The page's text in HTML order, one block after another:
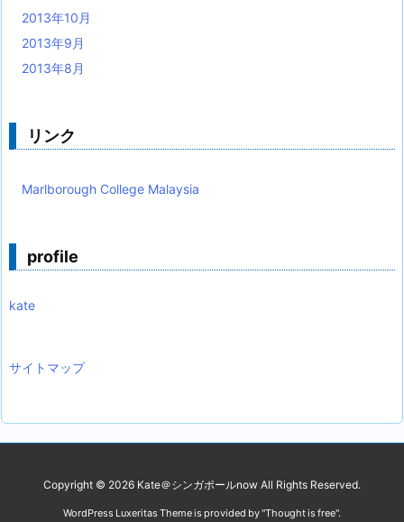
2013年10月
2013年9月
2013年8月
リンク
Marlborough College Malaysia
profile
kate
サイトマップ
Copyright © 2026 Kate＠シンガポールnow All Rights Reserved.
WordPress Luxeritas Theme is provided by "Thought is free".